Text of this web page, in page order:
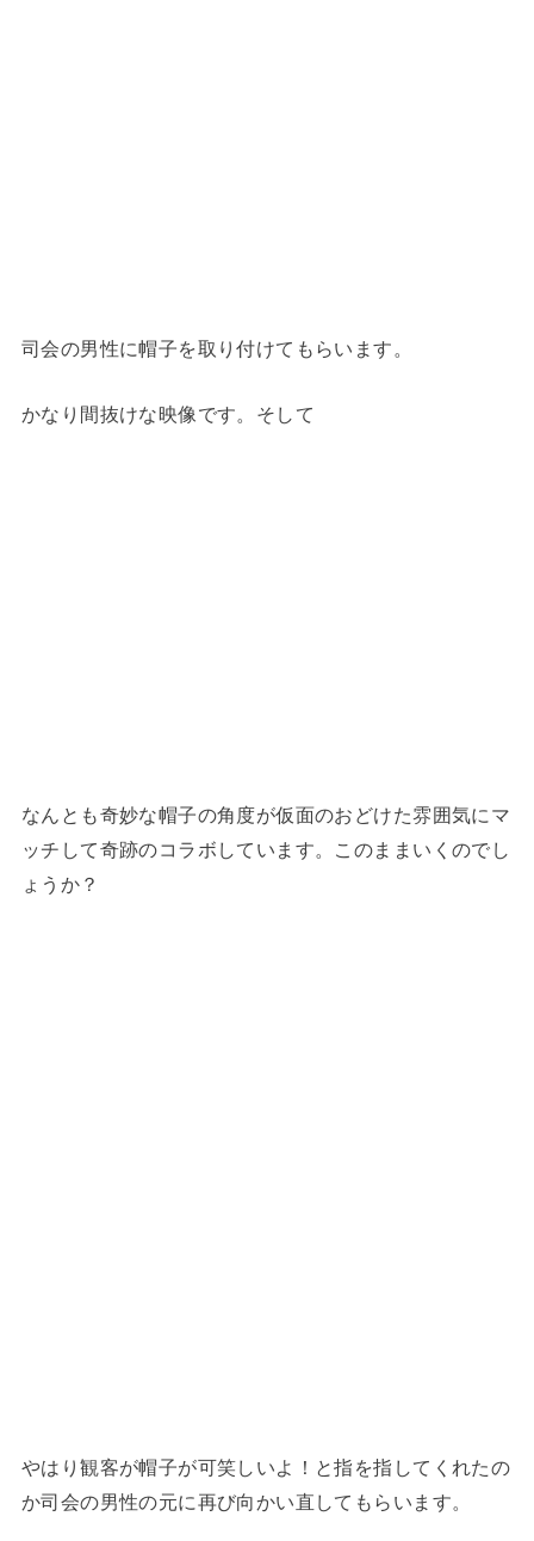
司会の男性に帽子を取り付けてもらいます。
かなり間抜けな映像です。そして
なんとも奇妙な帽子の角度が仮面のおどけた雰囲気にマ
ッチして奇跡のコラボしています。このままいくのでし
ょうか？
やはり観客が帽子が可笑しいよ！と指を指してくれたの
か司会の男性の元に再び向かい直してもらいます。